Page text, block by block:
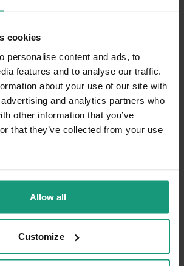
cookies
personalise content and ads, to
features and to analyse our traffic.
about your use of our site with
and analytics partners who
other information that you’ve
that they’ve collected from your use
Allow all
Customize
CAT 100g - mokra karma
kotów z cukrzycą